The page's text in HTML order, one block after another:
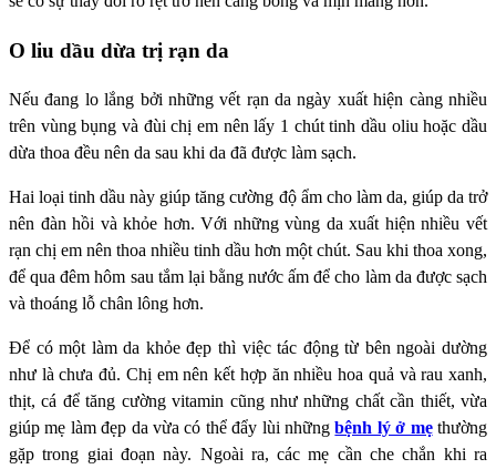
O liu dầu dừa trị rạn da
Nếu đang lo lắng bởi những vết rạn da ngày xuất hiện càng nhiều
trên vùng bụng và đùi chị em nên lấy 1 chút tinh dầu oliu hoặc dầu
dừa thoa đều nên da sau khi da đã được làm sạch.
Hai loại tinh dầu này giúp tăng cường độ ẩm cho làm da, giúp da trở
nên đàn hồi và khỏe hơn. Với những vùng da xuất hiện nhiều vết
rạn chị em nên thoa nhiều tinh dầu hơn một chút. Sau khi thoa xong,
để qua đêm hôm sau tắm lại bằng nước ấm để cho làm da được sạch
và thoáng lỗ chân lông hơn.
Để có một làm da khỏe đẹp thì việc tác động từ bên ngoài dường
như là chưa đủ. Chị em nên kết hợp ăn nhiều hoa quả và rau xanh,
thịt, cá để tăng cường vitamin cũng như những chất cần thiết, vừa
giúp mẹ làm đẹp da vừa có thể đẩy lùi nhữngbệnh lý ở mẹthường
gặp trong giai đoạn này. Ngoài ra, các mẹ cần che chắn khi ra